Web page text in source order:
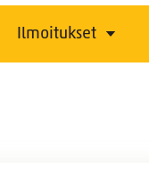
Ilmoitukset